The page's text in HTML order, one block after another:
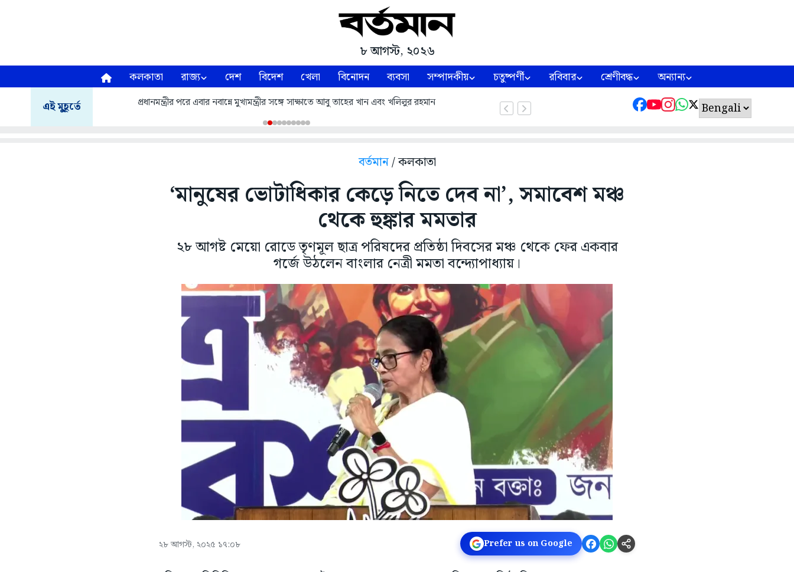
৮ আগস্ট, ২০২৬
কলকাতা রাজ্য দেশ বিদেশ খেলা বিনোদন ব্যবসা সম্পাদকীয় চতুষ্পর্ণী রবিবার শ্রেণীবদ্ধ অন্যান্য
এই মুহূর্তে প্রধানমন্ত্রীর পরে এবার নবান্নে মুখ্যমন্ত্রীর সঙ্গে সাক্ষাতে আবু তাহের খান এবং খলিলুর রহমান
বর্তমান/ কলকাতা
‘মানুষের ভোটাধিকার কেড়ে নিতে দেব না’, সমাবেশ মঞ্চ
থেকে হুঙ্কার মমতার
২৮ আগষ্ট মেয়ো রোডে তৃণমূল ছাত্র পরিষদের প্রতিষ্ঠা দিবসের মঞ্চ থেকে ফের একবার
গর্জে উঠলেন বাংলার নেত্রী মমতা বন্দ্যোপাধ্যায়।
২৮ আগস্ট, ২০২৫ ১৭:০৮ Prefer us on Google